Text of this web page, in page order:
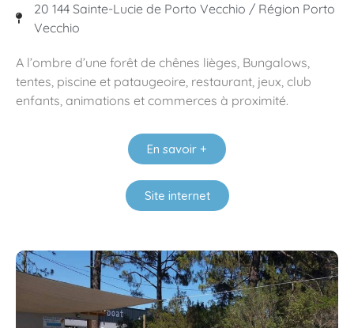
20 144 Sainte-Lucie de Porto Vecchio / Région Porto
Vecchio
A l’ombre d’une forêt de chênes lièges, Bungalows,
tentes, piscine et pataugeoire, restaurant, jeux, club
enfants, animations et commerces à proximité.
En savoir +
Site internet